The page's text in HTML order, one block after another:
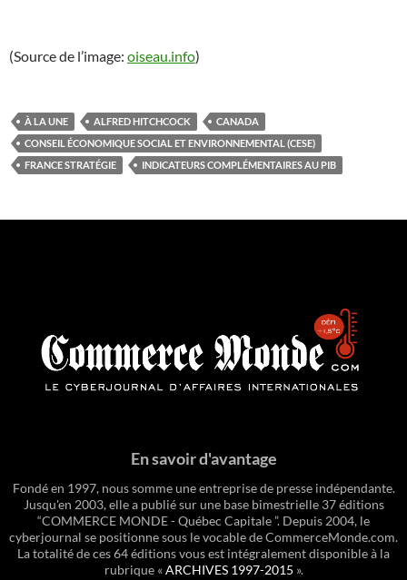
(Source de l’image: oiseau.info)
À LA UNE ALFRED HITCHCOCK
CANADA
CONSEIL ÉCONOMIQUE SOCIAL ET ENVIRONNEMENTAL (CESE)
FRANCE STRATÉGIE
INDICATEURS COMPLÉMENTAIRES AU PIB
En savoir d'avantage
Fondé en 1997, nous somme une entreprise de presse indépendante.
Jusqu'en 2003, elle a publié sur une base bimestrielle 37 éditions
“COMMERCE MONDE - Québec Capitale ”. Depuis 2004, le
cyberjournal se positionne sous le vocable de CommerceMonde.com.
La totalité de ces 64 éditions vous est intégralement disponible à la
rubrique «ARCHIVES 1997-2015 ».